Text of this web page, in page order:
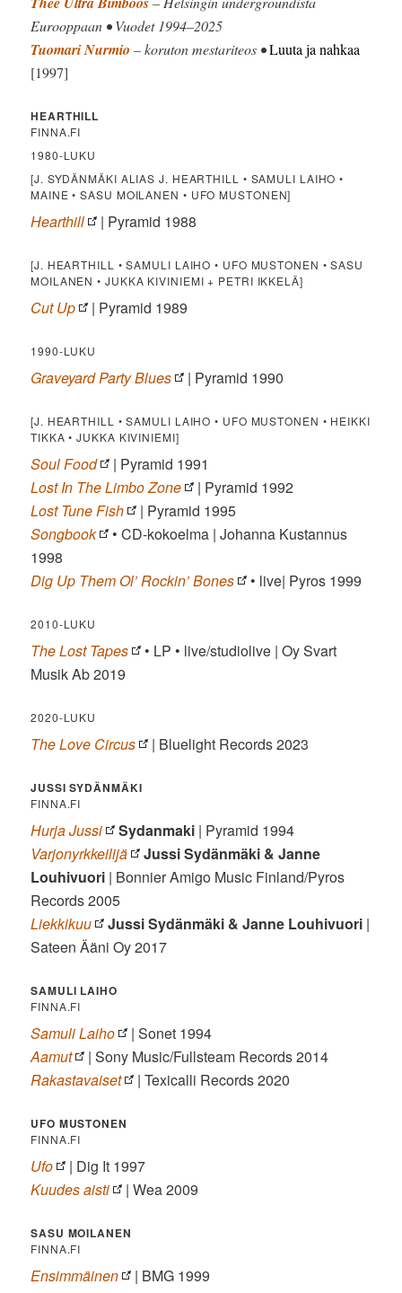
Eurooppaan • Vuodet 1994–2025
Tuomari Nurmio – koruton mestariteos •Luuta ja nahkaa
[1997]
HEARTHILL
FINNA.FI
1980-LUKU
[J. SYDÄNMÄKI ALIAS J. HEARTHILL • SAMULI LAIHO •
MAINE • SASU MOILANEN • UFO MUSTONEN]
Hearthill | Pyramid 1988
[J. HEARTHILL • SAMULI LAIHO • UFO MUSTONEN • SASU
MOILANEN • JUKKA KIVINIEMI + PETRI IKKELÄ]
Cut Up | Pyramid 1989
1990-LUKU
Graveyard Party Blues | Pyramid 1990
[J. HEARTHILL • SAMULI LAIHO • UFO MUSTONEN • HEIKKI
TIKKA • JUKKA KIVINIEMI]
Soul Food
| Pyramid 1991
Lost In The Limbo Zone
| Pyramid 1992
Lost Tune Fish
| Pyramid 1995
Songbook
• CD-kokoelma | Johanna Kustannus
1998
Dig Up Them Ol’ Rockin’ Bones
• live| Pyros 1999
2010-LUKU
The Lost Tapes
• LP • live/studiolive | Oy Svart
Musik Ab 2019
2020-LUKU
The Love Circus | Bluelight Records 2023
JUSSI SYDÄNMÄKI
FINNA.FI
Hurja Jussi Sydanmaki | Pyramid 1994
Varjonyrkkeilijä
Jussi Sydänmäki & Janne
Louhivuori | Bonnier Amigo Music Finland/Pyros
Records 2005
Liekkikuu
Jussi Sydänmäki & Janne Louhivuori |
Sateen Ääni Oy 2017
SAMULI LAIHO
FINNA.FI
Samuli Laiho
| Sonet 1994
Aamut
| Sony Music/Fullsteam Records 2014
Rakastavaiset
| Texicalli Records 2020
UFO MUSTONEN
FINNA.FI
Ufo
| Dig It 1997
Kuudes aisti
| Wea 2009
SASU MOILANEN
FINNA.FI
Ensimmäinen | BMG 1999